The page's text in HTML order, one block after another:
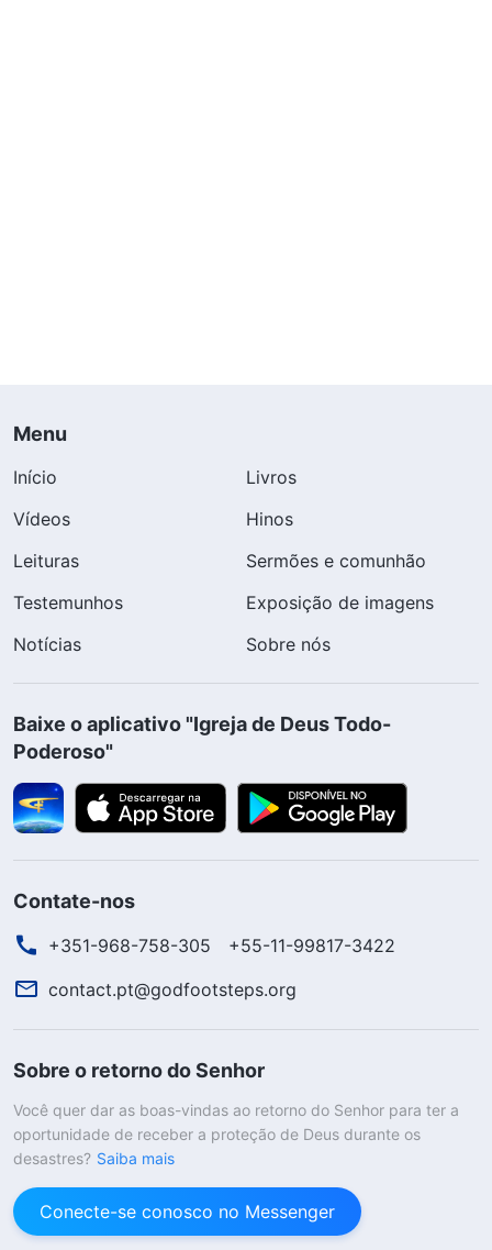
Menu
Início
Livros
Vídeos
Hinos
Leituras
Sermões e comunhão
Testemunhos
Exposição de imagens
Notícias
Sobre nós
Baixe o aplicativo "Igreja de Deus Todo-
Poderoso"
Contate-nos
+351-968-758-305
+55-11-99817-3422
contact.pt@godfootsteps.org
Sobre o retorno do Senhor
Você quer dar as boas-vindas ao retorno do Senhor para ter a
oportunidade de receber a proteção de Deus durante os
desastres? Saiba mais
Conecte-se conosco no Messenger